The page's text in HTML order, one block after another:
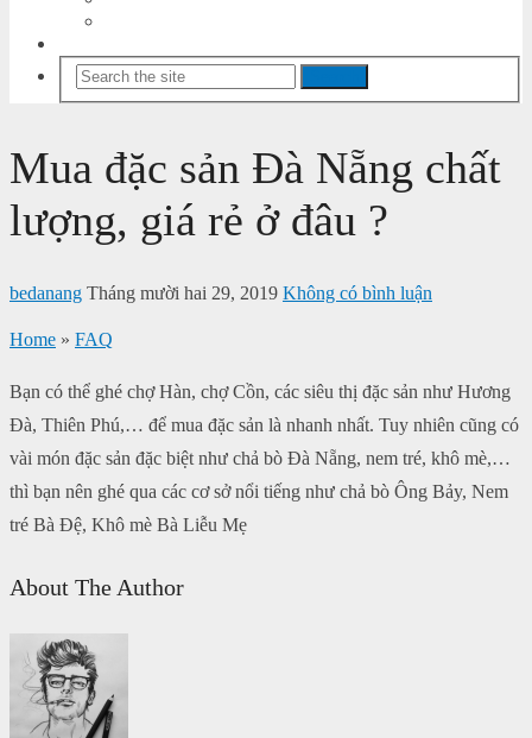
Mua đặc sản Đà Nẵng chất
lượng, giá rẻ ở đâu ?
bedanang Tháng mười hai 29, 2019 Không có bình luận
Home » FAQ
Bạn có thể ghé chợ Hàn, chợ Cồn, các siêu thị đặc sản như Hương
Đà, Thiên Phú,… để mua đặc sản là nhanh nhất. Tuy nhiên cũng có
vài món đặc sản đặc biệt như chả bò Đà Nẵng, nem tré, khô mè,…
thì bạn nên ghé qua các cơ sở nổi tiếng như chả bò Ông Bảy, Nem
tré Bà Đệ, Khô mè Bà Liễu Mẹ
About The Author